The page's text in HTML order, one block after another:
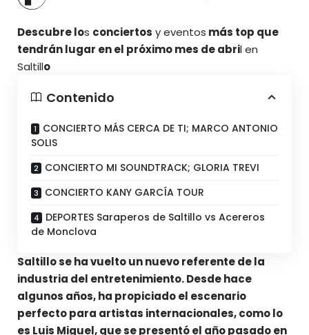
Descubre los conciertos yeventos más top que
tendrán lugar en el próximo mes de abril en
Saltillo
Contenido
CONCIERTO MÁS CERCA DE TI; MARCO ANTONIO
SOLIS
CONCIERTO MI SOUNDTRACK; GLORIA TREVI
CONCIERTO KANY GARCÍA TOUR
DEPORTES Saraperos de Saltillo vs Acereros
de Monclova
Saltillo se ha vuelto un nuevo referente de la
industria del entretenimiento. Desde hace
algunos años, ha propiciado el escenario
perfecto para artistas internacionales, como lo
es Luis Miguel, que se presentó el año pasado en